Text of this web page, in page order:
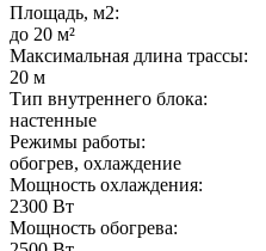
Площадь, м2:
до 20 м²
Максимальная длина трассы:
20 м
Тип внутреннего блока:
настенные
Режимы работы:
обогрев, охлаждение
Мощность охлаждения:
2300 Вт
Мощность обогрева: